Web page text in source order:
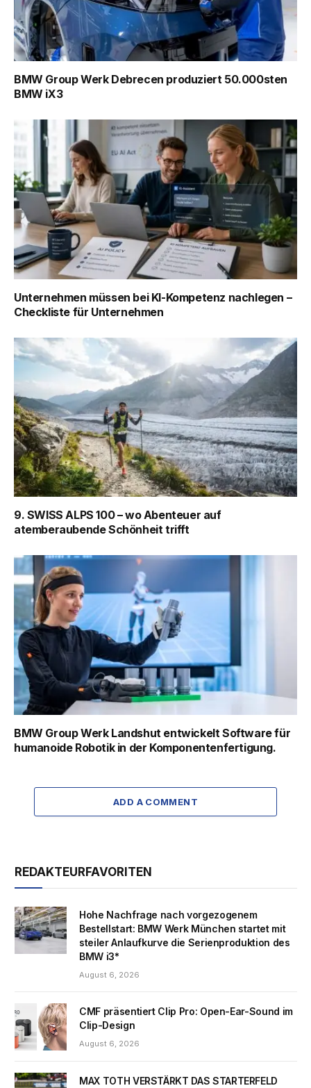
BMW Group Werk Debrecen produziert 50.000sten
BMW iX3
Unternehmen müssen bei KI-Kompetenz nachlegen –
Checkliste für Unternehmen
9. SWISS ALPS 100 – wo Abenteuer auf
atemberaubende Schönheit trifft
BMW Group Werk Landshut entwickelt Software für
humanoide Robotik in der Komponentenfertigung.
ADD A COMMENT
REDAKTEURFAVORITEN
Hohe Nachfrage nach vorgezogenem
Bestellstart: BMW Werk München startet mit
steiler Anlaufkurve die Serienproduktion des
BMW i3*
August 6, 2026
CMF präsentiert Clip Pro: Open-Ear-Sound im
Clip-Design
August 6, 2026
MAX TOTH VERSTÄRKT DAS STARTERFELD